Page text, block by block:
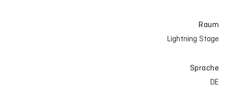
Raum
Lightning Stage
Sprache
DE